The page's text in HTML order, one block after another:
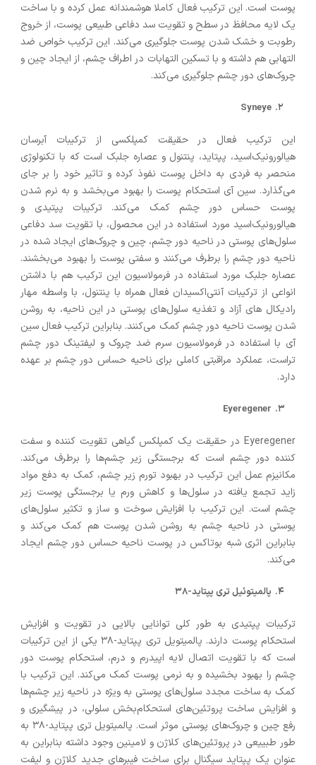
پوست است. این ترکیب فعال کاملا هوشمندانه عمل کرده و با ساخت
یک لایه محافظ در سطح و تقویت سد دفاعی طبیعی پوست، از خروج
رطوبت و خشک شدن پوست جلوگیری می‌کند. این ترکیب خواص ضد
التهابی هم داشته و با تسکین التهابات در اطراف چشم، از ایجاد چین و
چروک‌های دور چشم جلوگیری می‌کند.
Syneye
این ترکیب فعال در حقیقت کمپلکسی از ترکیبات آبرسان
هیالورونیک‌اسید، پپتاید، پنتنول و عصاره جلبک است که با تکنولوژی
منحصر به فردی به داخل پوست نفوذ کرده و تاثیر خود را بر جای
می‌گذارد. سین آی استحکام پوست را بهبود می‌بخشد و به نرم شدن
پوست حساس دور چشم کمک می‌کند. ترکیبات پپتیدی و
هیالورونیک‌اسید مورد استفاده در این محصول، با تقویت سد دفاعی
سلول‌های پوستی در ناحیه دور چشم، چین و چروک‌های ایجاد شده در
ناحیه دور چشم را برطرف می‌کنند و سفتی پوست را بهبود می‌بخشند.
عصاره جلبک مورد استفاده در فرمولاسیون این ترکیب هم با داشتن
انواعی از ترکیبات آنتی‌اکسیدان فعال همراه با پنتنول، با واسطه مهار
رادیکال های آزاد و تغذیه سلول‌های پوستی در این ناحیه، به روشن
شدن پوست ناحیه دور چشم کمک می‌کنند. بنابراین ترکیب فعال سین
آی با استفاده در فرمولاسیون سرم ضد چروک و لیفتینگ دور چشم
تراست، عملکرد مراقبتی کاملی برای ناحیه حساس دور چشم بر عهده
دارد.
Eyeregener
Eyeregener در حقیقت یک کمپلکس گیاهی تقویت کننده و سفت
کننده دور چشم است که برجستگی زیر چشم‌ها را برطرف می‌کند.
مکانیزم عمل این ترکیب در بهبود تورم زیر چشم، کمک به دفع مواد
زاید تجمع یافته در سلول‌ها و کاهش ورم یا برجستگی پوست زیر
چشم است. این ترکیب با افزایش سوخت و ساز و تکثیر سلول‌های
پوستی در ناحیه چشم به روشن شدن پوست هم کمک می‌کند و
بنابراین اثری شبه بوتاکس در پوست ناحیه حساس دور چشم ایجاد
می‌کند.
پالمیتوئیل تری پپتاید-۳۸
ترکیبات پپتیدی به طور کلی توانایی بالایی در تقویت و افزایش
استحکام پوست دارند. پالمیتویل تری پپتاید-۳۸ یکی از این ترکیبات
است که با تقویت اتصال لایه اپیدرم و درم، استحکام پوست دور
چشم را بهبود بخشیده و به نرمی پوست کمک می‌کند. این ترکیب با
کمک به ساخت مجدد سلول‌های پوستی به ویژه در ناحیه زیر چشم‌ها
و افزایش ساخت پروتئین‌های استحکام‌بخش سلولی، در پیشگیری و
رفع چین و چروک‌های پوستی موثر است. پالمیتویل تری پپتاید-۳۸ به
طور طبییعی در پروتئین‌های کلاژن و لامینین وجود داشته بنابراین به
عنوان یک پپتاید سیگنال برای ساخت فیبرهای جدید کلاژن و لیفت